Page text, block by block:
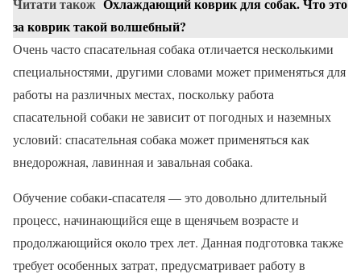
за коврик такой волшебный?
Очень часто спасательная собака отличается несколькими
специальностями, другими словами может применяться для
работы на различных местах, поскольку работа
спасательной собаки не зависит от погодных и наземных
условий: спасательная собака может применяться как
внедорожная, лавинная и завальная собака.
Обучение собаки-спасателя — это довольно длительный
процесс, начинающийся еще в щенячьем возрасте и
продолжающийся около трех лет. Данная подготовка также
требует особенных затрат, предусматривает работу в